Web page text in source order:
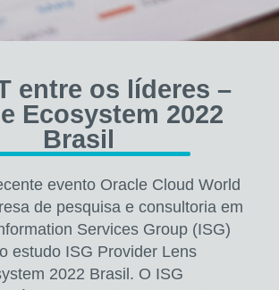
entre os líderes –
Ecosystem 2022
Brasil
evento Oracle Cloud World
de pesquisa e consultoria em
Services Group (ISG)
estudo ISG Provider Lens
2022 Brasil. O ISG